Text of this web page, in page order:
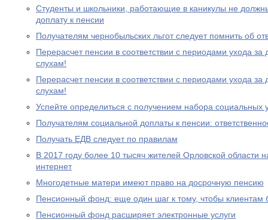
Студенты и школьники, работающие в каникулы не
доплату к пенсии
Получателям чернобыльских льгот следует помнить об
Перерасчет пенсии в соответствии с периодами ухода за
слухам!
Перерасчет пенсии в соответствии с периодами ухода за
слухам!
Успейте определиться с получением набора социальных
Получателям социальной доплаты к пенсии:
Получать ЕДВ следует по правилам
В 2017 году более 10 тысяч жителей Орловской области
интернет
Многодетные матери имеют право на досрочную пенсию
Пенсионный фонд: еще один шаг к тому, чтобы клиентам
Пенсионный фонд расширяет электронные услуги